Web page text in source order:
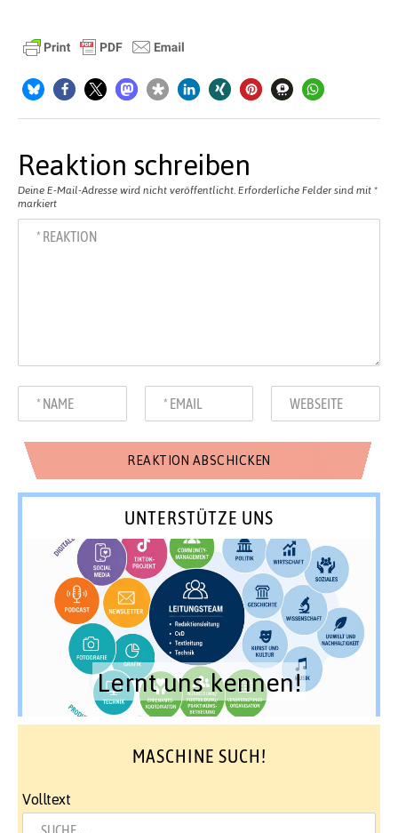
Reaktion schreiben
Deine E-Mail-Adresse wird nicht veröffentlicht. Erforderliche Felder sind mit *
markiert
UNTERSTÜTZE UNS
Lernt uns kennen!
MASCHINE SUCH!
Volltext